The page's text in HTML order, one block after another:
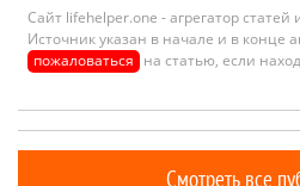
Сайт lifehelper.one - агрегатор статей
Источник указан в начале и в конце
пожаловаться на статью, если
Смотреть все